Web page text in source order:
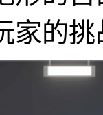
家的挑